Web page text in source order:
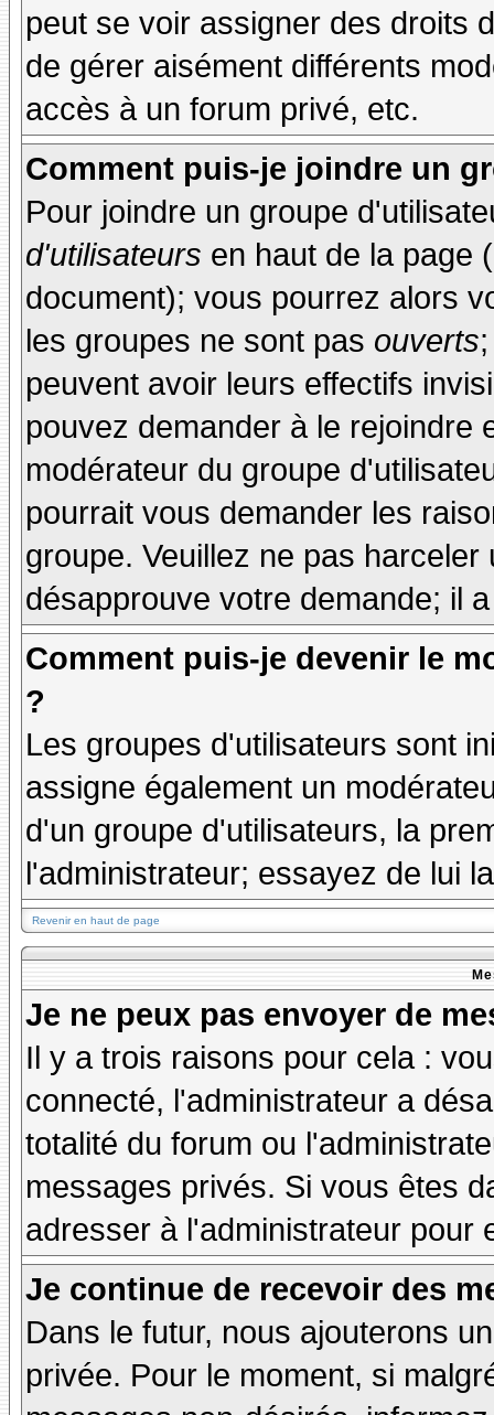
peut se voir assigner des droits
de gérer aisément différents
accès à un forum privé, etc.
Comment puis-je joindre un
Pour joindre un groupe
d'utilisateurs en haut de la page
document); vous pourrez alors
les groupes ne sont pas ouverts
peuvent avoir leurs effectifs
pouvez demander à le rejoindre
modérateur du groupe
pourrait vous demander les
groupe. Veuillez ne pas
désapprouve votre demande; il
Comment puis-je devenir le
?
Les groupes d'utilisateurs sont
assigne également un
d'un groupe d'utilisateurs, la
l'administrateur; essayez de lui
Revenir en haut de page
Je ne peux pas envoyer de
Il y a trois raisons pour cela :
connecté, l'administrateur a
totalité du forum ou
messages privés. Si vous êtes
adresser à l'administrateur pour
Je continue de recevoir des
Dans le futur, nous ajouterons
privée. Pour le moment, si